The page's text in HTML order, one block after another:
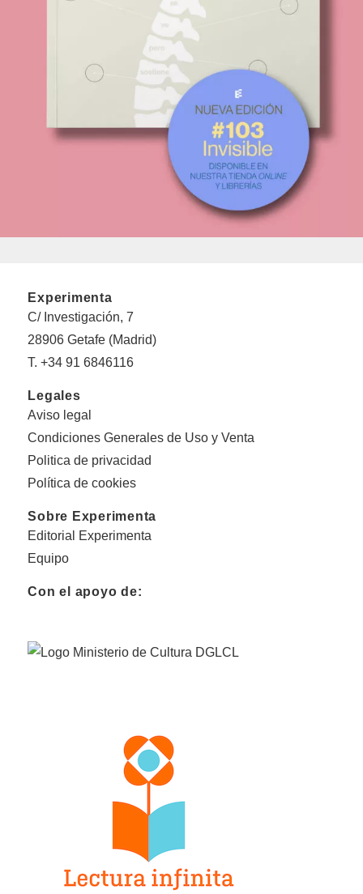
Experimenta
C/ Investigación, 7
28906 Getafe (Madrid)
T. +34 91 6846116
Legales
Aviso legal
Condiciones Generales de Uso y Venta
Politica de privacidad
Política de cookies
Sobre Experimenta
Editorial Experimenta
Equipo
Con el apoyo de: